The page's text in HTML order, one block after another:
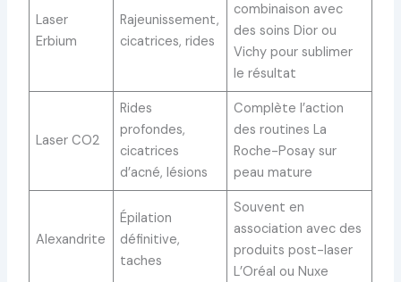
Laser
Erbium
Rajeunissement,
cicatrices, rides
combinaison avec
des soins Dior ou
Vichy pour sublimer
le résultat
Laser CO2
Rides
profondes,
cicatrices
d’acné, lésions
Complète l’action
des routines La
Roche-Posay sur
peau mature
Alexandrite
Épilation
définitive,
taches
Souvent en
association avec des
produits post-laser
L’Oréal ou Nuxe